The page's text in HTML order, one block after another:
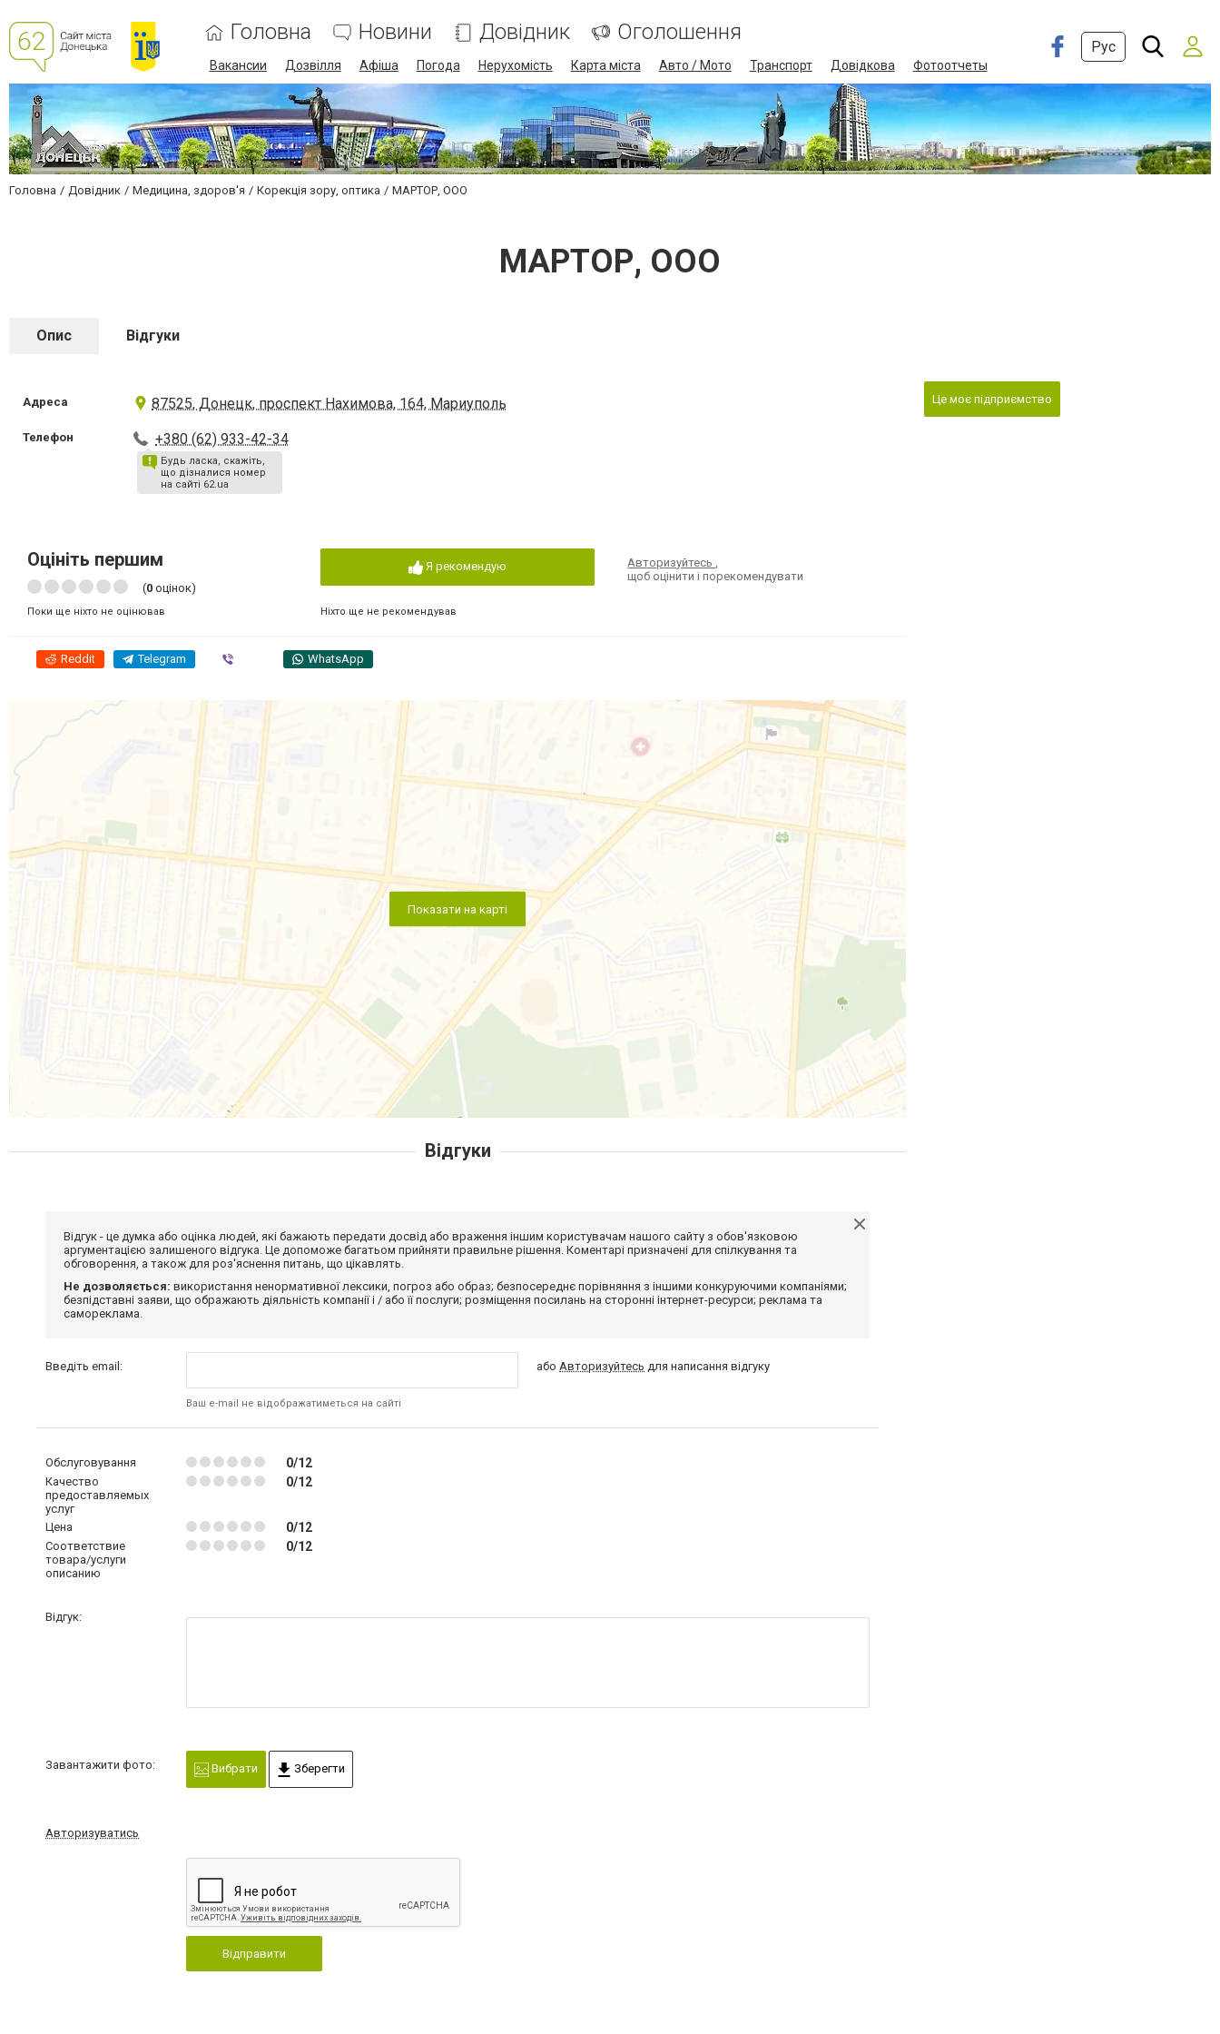
Головна Новини Довідник Оголошення
Вакансии Дозвілля Афіша Погода Нерухомість Карта міста Авто / Мото Транспорт Довідкова Фотоотчеты
Рус
Головна Довідник Медицина, здоров'я Корекція зору, оптика МАРТОР, ООО
МАРТОР, ООО
Опис Відгуки
Адреса 87525, Донецк, проспект Нахимова, 164, Мариуполь
Телефон +380 (62) 933-42-34
Будь ласка, скажіть,
що дізналися номер
на сайті 62.ua
Оцініть першим
(0 оцінок)
Поки ще ніхто не оцінював
Я рекомендую
Ніхто ще не рекомендував
Авторизуйтесь,
щоб оцінити і порекомендувати
Reddit Telegram WhatsApp
Показати на карті
Це моє підприємство
Відгуки
Відгук - це думка або оцінка людей, які бажають передати досвід або враження іншим користувачам нашого сайту з обов'язковою
аргументацією залишеного відгука. Це допоможе багатьом прийняти правильне рішення. Коментарі призначені для спілкування та
обговорення, а також для роз'яснення питань, що цікавлять.
Не дозволяється: використання ненормативної лексики, погроз або образ; безпосереднє порівняння з іншими конкуруючими компаніями;
безпідставні заяви, що ображають діяльність компанії і / або її послуги; розміщення посилань на сторонні інтернет-ресурси; реклама та
самореклама.
Введіть email:
Ваш e-mail не відображатиметься на сайті
абоАвторизуйтесь для написання відгуку
Обслуговування 0/12
Качество
предоставляемых
услуг
0/12
Цена 0/12
Соответствие
товара/услуги
описанию
0/12
Відгук:
Завантажити фото: Вибрати Зберегти
Авторизуватись
Відправити